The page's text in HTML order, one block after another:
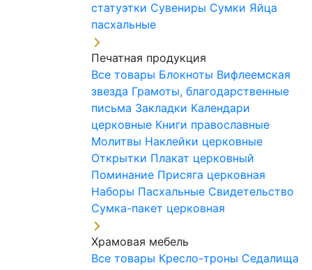
статуэтки Сувениры Сумки Яйца
пасхальные
Печатная продукция
Все товары Блокноты Вифлеемская
звезда Грамоты, благодарственные
письма Закладки Календари
церковные Книги православные
Молитвы Наклейки церковные
Открытки Плакат церковный
Поминание Присяга церковная
Наборы Пасхальные Свидетельство
Сумка-пакет церковная
Храмовая мебель
Все товары Кресло-троны Седалища